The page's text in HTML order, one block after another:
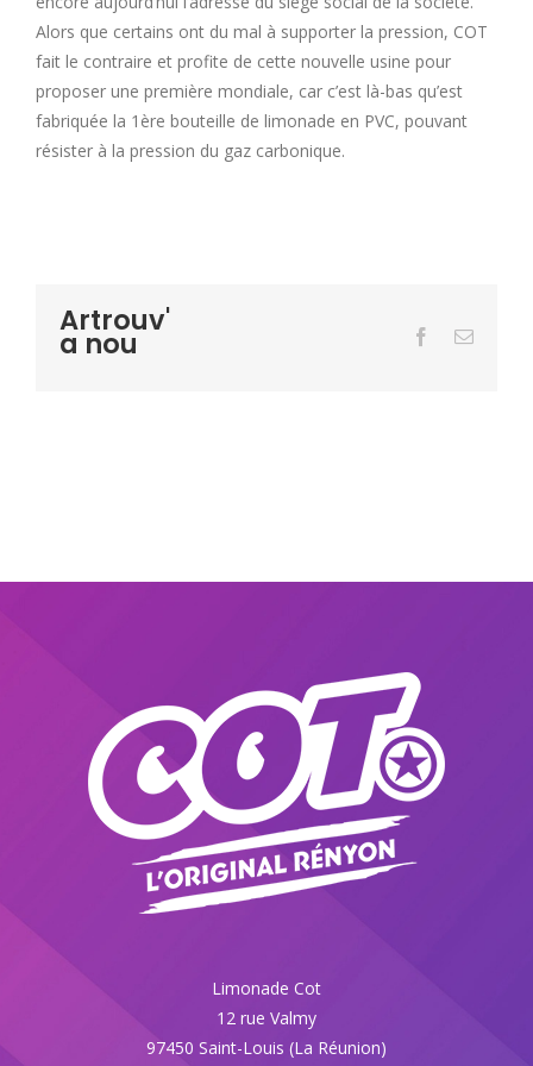
Alors que certains ont du mal à supporter la pression, COT
fait le contraire et profite de cette nouvelle usine pour
proposer une première mondiale, car c’est là-bas qu’est
fabriquée la 1ère bouteille de limonade en PVC, pouvant
résister à la pression du gaz carbonique.
Artrouv'
a nou Facebook
Email
Limonade Cot
12 rue Valmy
97450 Saint-Louis (La Réunion)